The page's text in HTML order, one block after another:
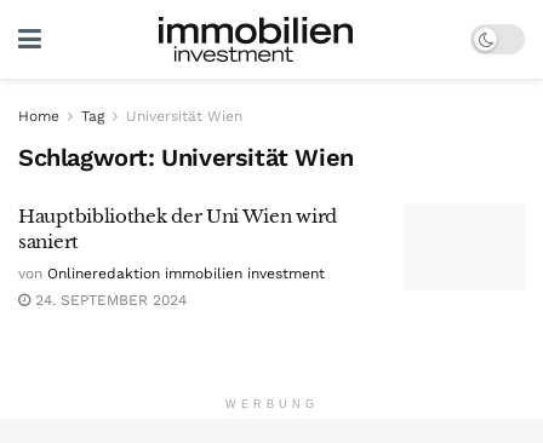
Home Tag Universität Wien
Schlagwort: Universität Wien
Hauptbibliothek der Uni Wien wird
saniert
von Onlineredaktion immobilien investment
24. SEPTEMBER 2024
WERBUNG